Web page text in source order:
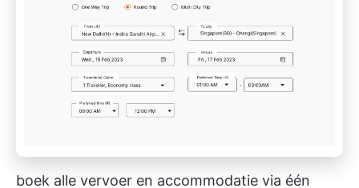
boek alle vervoer en accommodatie via één